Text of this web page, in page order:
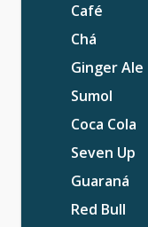
Café
Chá
Ginger Ale
Sumol
Coca Cola
Seven Up
Guaraná
Red Bull